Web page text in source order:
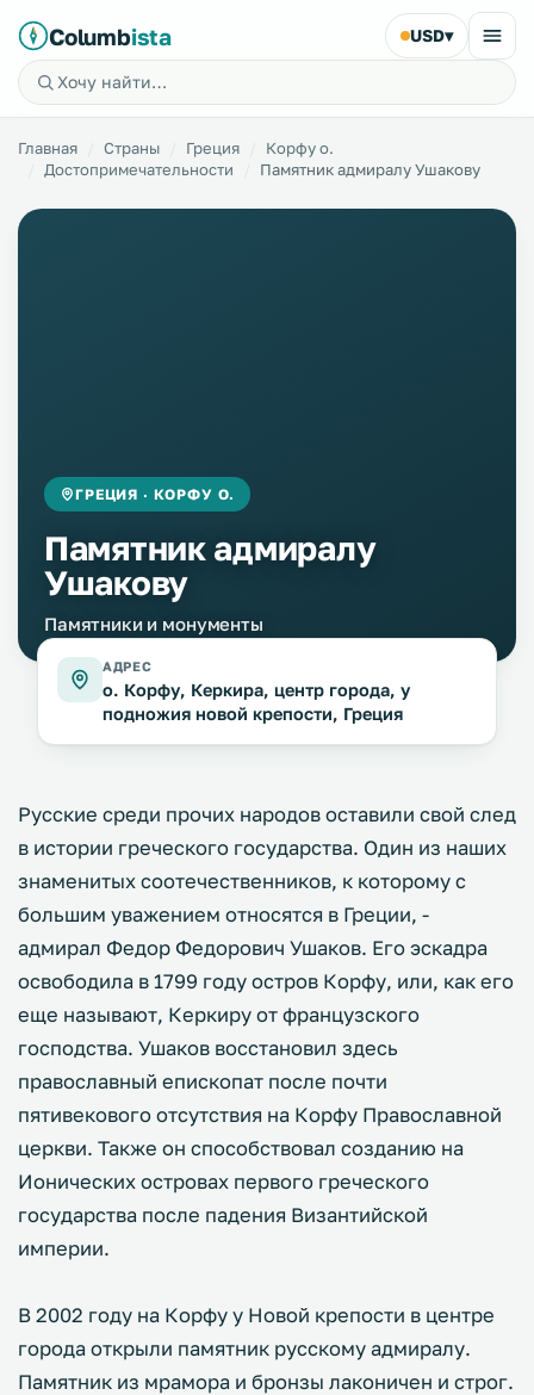
Columbista USD▾
Главная Страны Греция
Корфу о.
Достопримечательности
Памятник адмиралу Ушакову
ГРЕЦИЯ · КОРФУ О.
Памятник адмиралу
Ушакову
Памятники и монументы
АДРЕС
о. Корфу, Керкира, центр города, у
подножия новой крепости, Греция
Русские среди прочих народов оставили свой след
в истории греческого государства. Один из наших
знаменитых соотечественников, к которому с
большим уважением относятся в Греции, -
адмирал Федор Федорович Ушаков. Его эскадра
освободила в 1799 году остров Корфу, или, как его
еще называют, Керкиру от французского
господства. Ушаков восстановил здесь
православный епископат после почти
пятивекового отсутствия на Корфу Православной
церкви. Также он способствовал созданию на
Ионических островах первого греческого
государства после падения Византийской
империи.
В 2002 году на Корфу у Новой крепости в центре
города открыли памятник русскому адмиралу.
Памятник из мрамора и бронзы лаконичен и строг.